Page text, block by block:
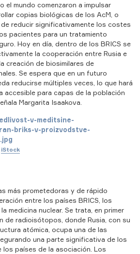
el mundo comenzaron a impulsar
copias biológicas de los AcM, o
reducir significativamente los costes
pacientes para un tratamiento
Hoy en día, dentro de los BRICS se
la cooperación entre Rusia e
creación de biosimilares de
Se espera que en un futuro
reducirse múltiples veces, lo que hará
accesible para capas de la población
Margarita Isaakova.
iStock
más prometedoras y de rápido
entre los países BRICS, los
medicina nuclear. Se trata, en primer
de radioisótopos, donde Rusia, con su
atómica, ocupa una de las
una parte significativa de los
países de la asociación. Los